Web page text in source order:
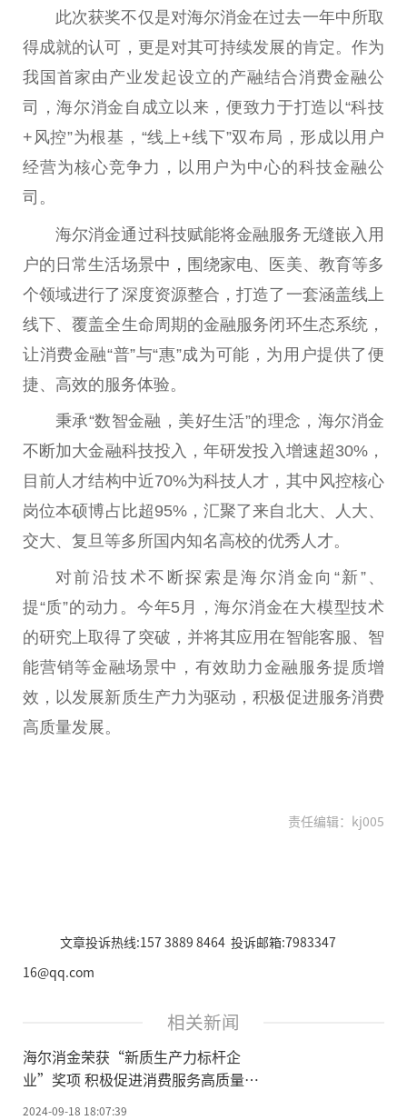
此次获奖不仅是对海尔消金在过去一年中所取
得成就的认可，更是对其可持续发展的肯定。作为
我国首家由产业发起设立的产融结合消费金融公
司，海尔消金自成立以来，便致力于打造以“科技
+风控”为根基，“线上+线下”双布局，形成以用户
经营为核心竞争力，以用户为中心的科技金融公
司。
海尔消金通过科技赋能将金融服务无缝嵌入用
户的日常生活场景中 ， 围绕家电、医美、教育等多
个领域进行了深度资源整合，打造了一套涵盖线上
线下、覆盖全生命周期的金融服务闭环生态系统，
让消费金融“普”与“惠”成为可能，为用户提供了便
捷、高效的服务体验。
秉承“数智金融 ，美好生活”的理念，海尔消金
不断加大金融科技投入，年研发投入增速超30%，
目前人才结构中近70%为科技人才，其中风控核心
岗位本硕博占比超95%，汇聚了来自北大、
人大、
交大、复旦等多所国内知名高校的优秀人才。
对前沿技术不断探索是海尔消金向“新”、
提“质”的动力。今年5月，海尔消金在大模型技术
的研究上取得了突破，并将其应用在智能客服、智
能营销等金融场景中，有效助力金融 服务提质增
效，以发展新质生产力为驱动，积极促进服务消费
高质量发展。
责任编辑：kj005
文章投诉热线:157 3889 8464 投诉邮箱:7983347
16@qq.com
相关新闻
海尔消金荣获“新质生产力标杆企
业”奖项 积极促进消费服务高质量发
展
2024-09-18 18:07:39